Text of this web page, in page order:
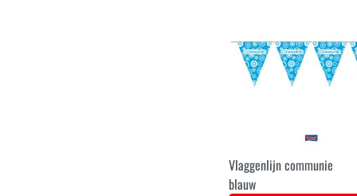
Vlaggenlijn communie
blauw